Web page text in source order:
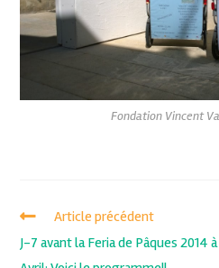
Fondation Vincent
Article précédent
J-7 avant la Feria de Pâques 2014